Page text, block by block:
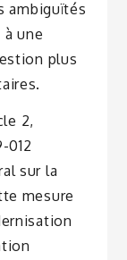
ambiguïtés
une
plus
2,
012
sur la
mesure